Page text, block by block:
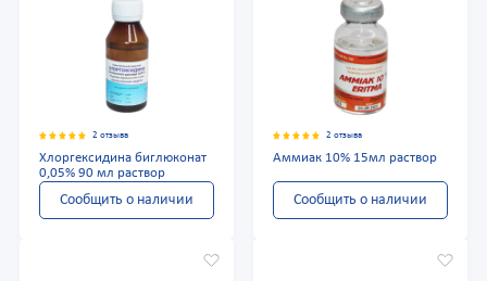
2 отзыва
Хлоргексидина биглюконат
0,05% 90 мл раствор
Сообщить о наличии
2 отзыва
Аммиак 10% 15мл раствор
Сообщить о наличии